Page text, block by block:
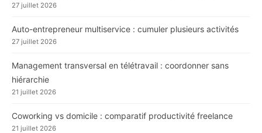
27 juillet 2026
Auto-entrepreneur multiservice : cumuler plusieurs activités
27 juillet 2026
Management transversal en télétravail : coordonner sans
hiérarchie
21 juillet 2026
Coworking vs domicile : comparatif productivité freelance
21 juillet 2026